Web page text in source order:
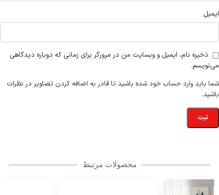
ایمیل
ذخیره نام، ایمیل و وبسایت من در مرورگر برای زمانی که دوباره دیدگاهی
می‌نویسم.
شما باید وارد حساب خود شده باشید تا قادر به اضافه کردن تصاویر در نظرات
باشید.
محصولات مرتبط